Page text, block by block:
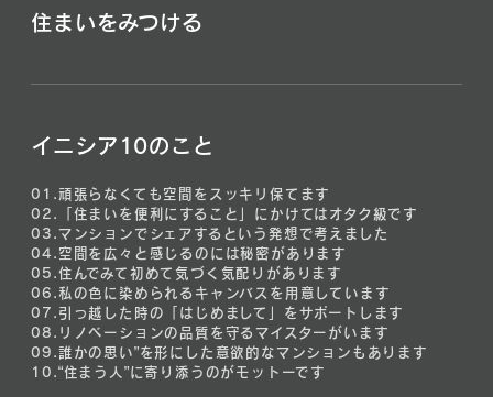
住まいをみつける
イニシア10のこと
01. 頑張らなくても空間をスッキリ保てます
02.
「住まいを便利にすること」にかけてはオタク級です
03. マンションでシェアするという発想で考えました
04. 空間を広々と感じるのには秘密があります
05. 住んでみて初めて気づく気配りがあります
06. 私の色に染められるキャンバスを用意しています
07. 引っ越した時の「はじめまして」をサポートします
08.
リノベーションの品質を守るマイスターがいます
09. 誰かの思い”を形にした意欲的なマンションもあります
10. “住まう人”に寄り添うのがモットーです